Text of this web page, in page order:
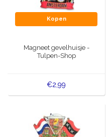
Kopen
Magneet gevelhuisje -
Tulpen-Shop
€2,99